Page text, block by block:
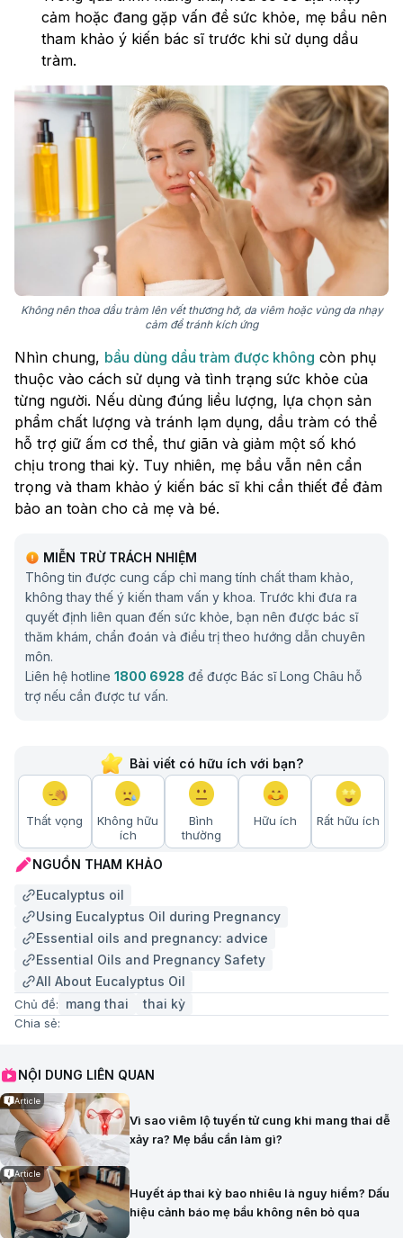
cảm hoặc đang gặp vấn đề sức khỏe, mẹ bầu nên
tham khảo ý kiến bác sĩ trước khi sử dụng dầu
tràm.
Không nên thoa dầu tràm lên vết thương hở, da viêm hoặc vùng da nhạy
cảm để tránh kích ứng
Nhìn chung, bầu dùng dầu tràm được không còn phụ
thuộc vào cách sử dụng và tình trạng sức khỏe của
từng người. Nếu dùng đúng liều lượng, lựa chọn sản
phẩm chất lượng và tránh lạm dụng, dầu tràm có thể
hỗ trợ giữ ấm cơ thể, thư giãn và giảm một số khó
chịu trong thai kỳ. Tuy nhiên, mẹ bầu vẫn nên cẩn
trọng và tham khảo ý kiến bác sĩ khi cần thiết để đảm
bảo an toàn cho cả mẹ và bé.
MIỄN TRỪ TRÁCH NHIỆM
Thông tin được cung cấp chỉ mang tính chất tham khảo,
không thay thế ý kiến tham vấn y khoa. Trước khi đưa ra
quyết định liên quan đến sức khỏe, bạn nên được bác sĩ
thăm khám, chẩn đoán và điều trị theo hướng dẫn chuyên
môn.
Liên hệ hotline 1800 6928 để được Bác sĩ Long Châu hỗ
trợ nếu cần được tư vấn.
Bài viết có hữu ích với bạn?
Thất vọng
Không hữu
ích
Bình
thường
Hữu ích Rất hữu ích
NGUỒN THAM KHẢO
Eucalyptus oil
Using Eucalyptus Oil during Pregnancy
Essential oils and pregnancy: advice
Essential Oils and Pregnancy Safety
All About Eucalyptus Oil
Chủ đề: mang thai thai kỳ
Chia sẻ:
NỘI DUNG LIÊN QUAN
Article
Vì sao viêm lộ tuyến tử cung khi mang thai dễ
xảy ra? Mẹ bầu cần làm gì?
Article
Huyết áp thai kỳ bao nhiêu là nguy hiểm? Dấu
hiệu cảnh báo mẹ bầu không nên bỏ qua